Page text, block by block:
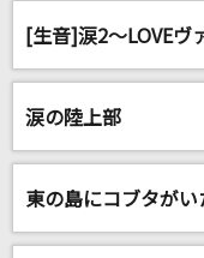
[生音]涙2～LOVEヴ
涙の陸上部
東の島にコブタが